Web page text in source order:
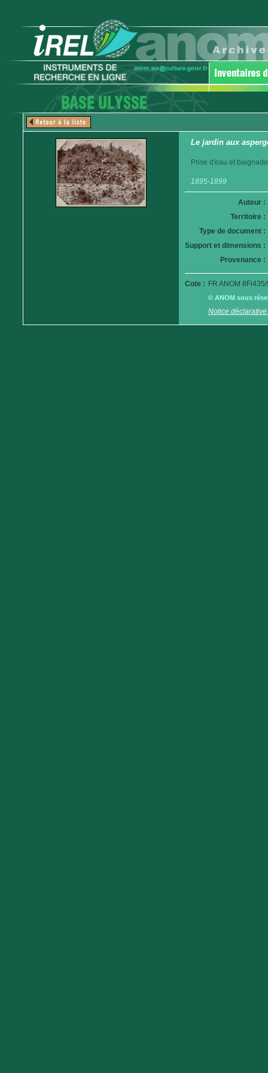
Le jardin aux
Prise d'eau et
1895-1899
Auteur :
Territoire :
Type de document :
Support et dimensions :
Provenance :
Cote : FR ANOM
© ANOM sous
Notice